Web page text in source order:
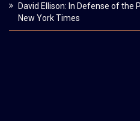
David Ellison: In Defense of the
New York Times